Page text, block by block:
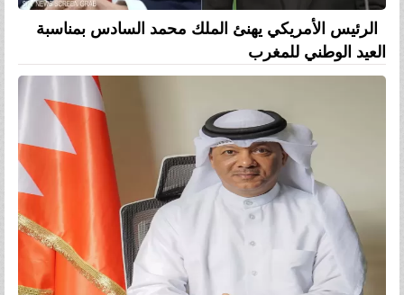
الرئيس الأمريكي يهنئ الملك محمد السادس بمناسبة
العيد الوطني للمغرب